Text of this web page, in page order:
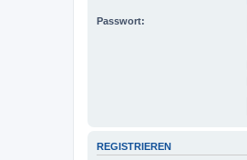
Passwort:
REGISTRIEREN